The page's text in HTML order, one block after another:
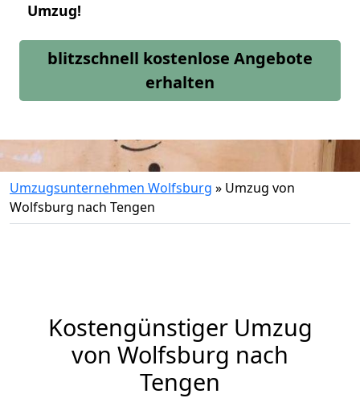
Umzug!
blitzschnell kostenlose Angebote
erhalten
Umzugsunternehmen Wolfsburg » Umzug von
Wolfsburg nach Tengen
Kostengünstiger Umzug
von Wolfsburg nach
Tengen